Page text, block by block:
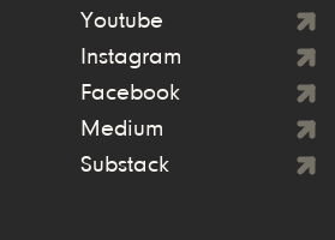
Youtube
Instagram
Facebook
Medium
Substack